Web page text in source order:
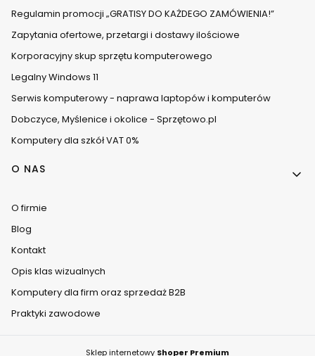
Regulamin promocji „GRATISY DO KAŻDEGO ZAMÓWIENIA!”
Zapytania ofertowe, przetargi i dostawy ilościowe
Korporacyjny skup sprzętu komputerowego
Legalny Windows 11
Serwis komputerowy - naprawa laptopów i komputerów
Dobczyce, Myślenice i okolice - Sprzętowo.pl
Komputery dla szkół VAT 0%
O NAS
O firmie
Blog
Kontakt
Opis klas wizualnych
Komputery dla firm oraz sprzedaż B2B
Praktyki zawodowe
Sklep internetowy Shoper Premium